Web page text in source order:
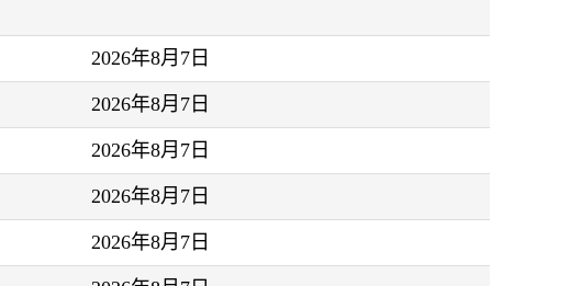
2026年8月7日
2026年8月7日
2026年8月7日
2026年8月7日
2026年8月7日